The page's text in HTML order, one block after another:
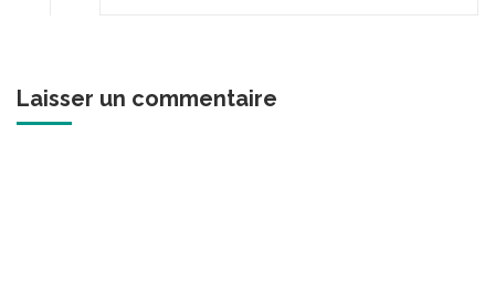
Laisser un commentaire